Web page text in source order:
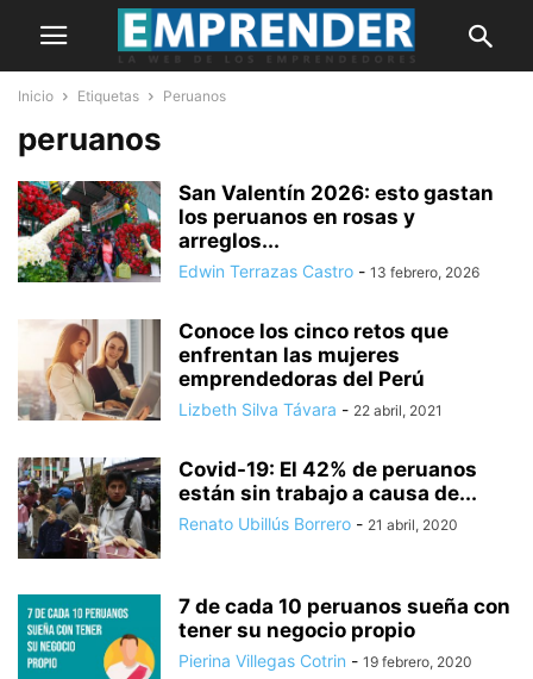
Inicio Etiquetas Peruanos
peruanos
San Valentín 2026: esto gastan
los peruanos en rosas y
arreglos...
Edwin Terrazas Castro - 13 febrero, 2026
Conoce los cinco retos que
enfrentan las mujeres
emprendedoras del Perú
Lizbeth Silva Távara - 22 abril, 2021
Covid-19: El 42% de peruanos
están sin trabajo a causa de...
Renato Ubillús Borrero - 21 abril, 2020
7 de cada 10 peruanos sueña con
tener su negocio propio
Pierina Villegas Cotrin - 19 febrero, 2020